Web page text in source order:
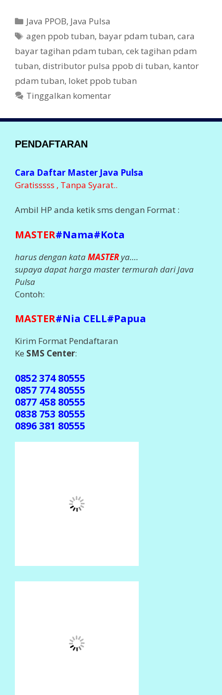
e
b
o
o
k
itt
er
K
a
e
g
o
r
Java PPOB, Java Pulsa
T
a
g
agen ppob tuban, bayar pdam tuban,cara
bayar tagihan pdam tuban, cek tagihan pdam
tuban, distributor pulsa ppob di tuban, kantor
pdam tuban, loket ppob tuban
Tinggalkan komentar
PENDAFTARAN
Cara Daftar Master Java Pulsa
Gratisssss , Tanpa Syarat..
Ambil HP anda ketik sms dengan Format :
MASTER#Nama#Kota
harus dengan kataMASTER ya….
supaya dapat harga master termurah dari Java
Pulsa
Contoh:
MASTER#Nia CELL#Papua
Kirim Format Pendaftaran
Ke SMS Center:
0852 374 80555
0857 774 80555
0877 458 80555
0838 753 80555
0896 381 80555